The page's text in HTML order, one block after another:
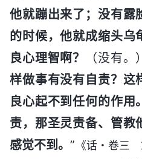
他就蹦出来了；没有露
的时候，他就成缩头乌
良心理智啊？
（没有。
样做事有没有自责？这
良心起不到任何的作用
责，那圣灵责备、管教
感觉不到。” 《话・卷三